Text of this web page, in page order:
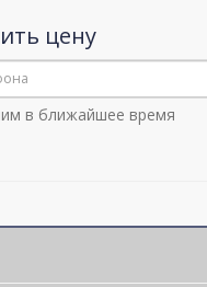
цену
в ближайшее время